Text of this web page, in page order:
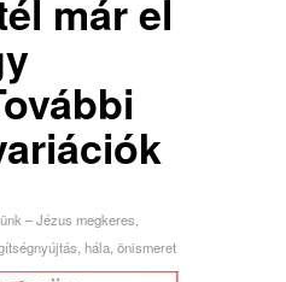
már el
– Jézus megkeres,
hála, önismeret